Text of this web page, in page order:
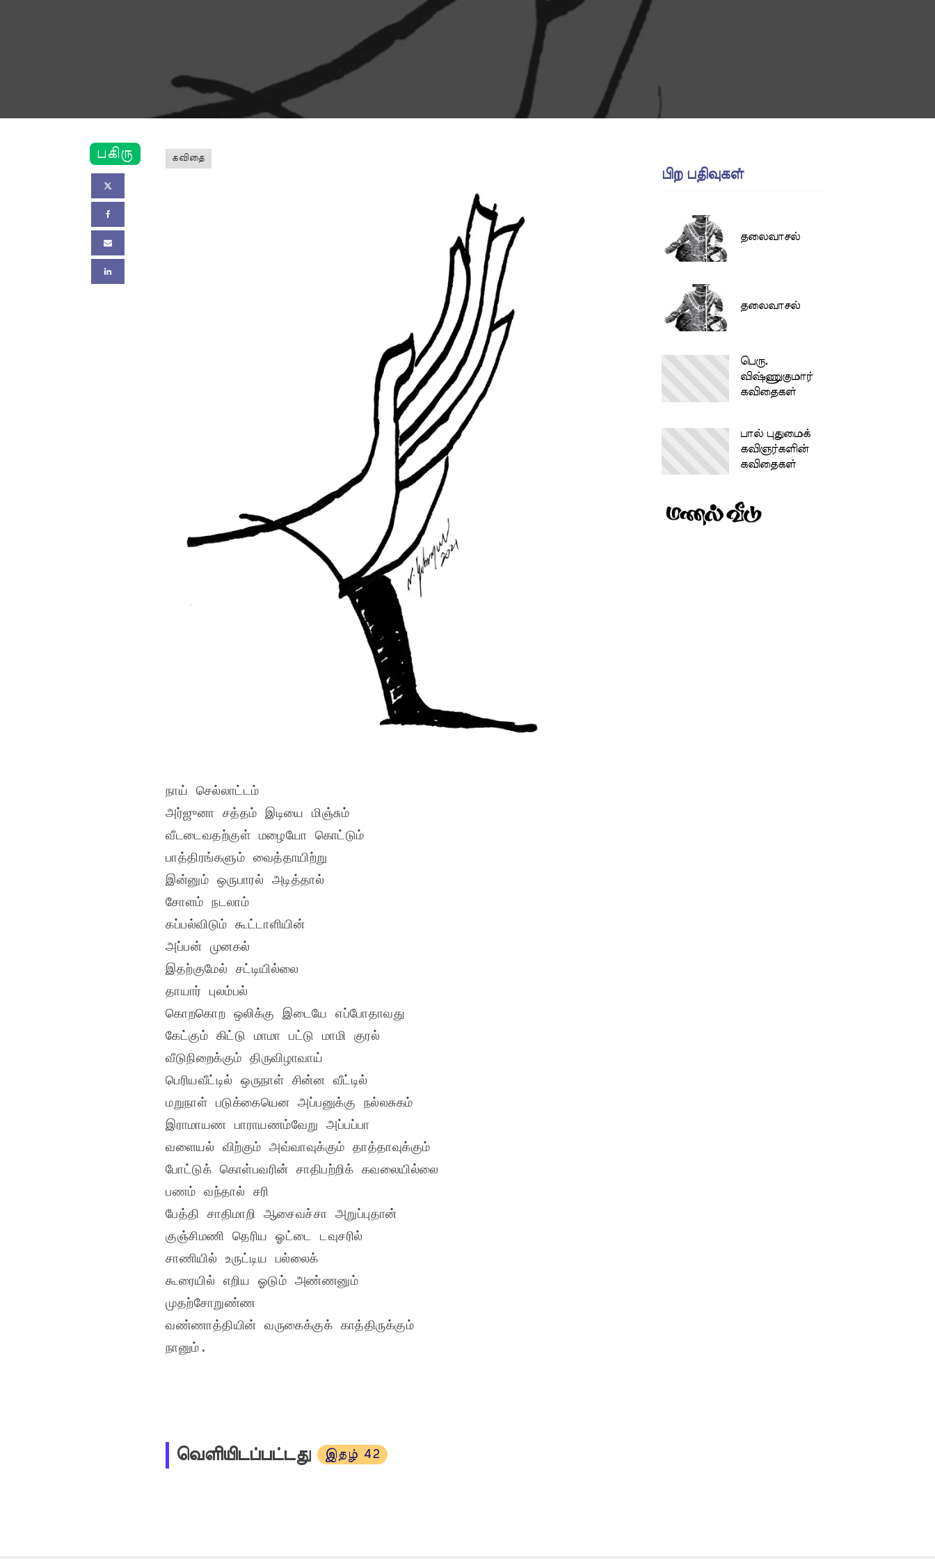
பகிரு கவிதை
நாய் செல்லாட்டம்
அர்ஜுனா சத்தம் இடியை மிஞ்சும்
வீடடைவதற்குள் மழையோ கொட்டும்
பாத்திரங்களும் வைத்தாயிற்று
இன்னும் ஒருபாரல் அடித்தால்
சோளம் நடலாம்
கப்பல்விடும் கூட்டாளியின்
அப்பன் முனகல்
இதற்குமேல் சட்டியில்லை
தாயார் புலம்பல்
கொறகொற ஒலிக்கு இடையே எப்போதாவது
கேட்கும் கிட்டு மாமா பட்டு மாமி குரல்
வீடுநிறைக்கும் திருவிழாவாய்
பெரியவீட்டில் ஒருநாள் சின்ன வீட்டில்
மறுநாள் படுக்கையென அப்பனுக்கு நல்லசுகம்
இராமாயண பாராயணம்வேறு அப்பப்பா
வளையல் விற்கும் அவ்வாவுக்கும் தாத்தாவுக்கும்
போட்டுக் கொள்பவரின் சாதிபற்றிக் கவலையில்லை
பணம் வந்தால் சரி
பேத்தி சாதிமாறி ஆசைவச்சா அறுப்புதான்
குஞ்சிமணி தெரிய ஓட்டை டவுசரில்
சாணியில் உருட்டிய பல்லைக்
கூரையில் எறிய ஓடும் அண்ணனும்
முதற்சோறுண்ண
வண்ணாத்தியின் வருகைக்குக் காத்திருக்கும்
நானும்.
வெளியிடப்பட்டது இதழ் 42
பிற பதிவுகள்
தலைவாசல்
தலைவாசல்
பெரு.
விஷ்ணுகுமார்
கவிதைகள்
பால் புதுமைக்
கவிஞர்களின்
கவிதைகள்